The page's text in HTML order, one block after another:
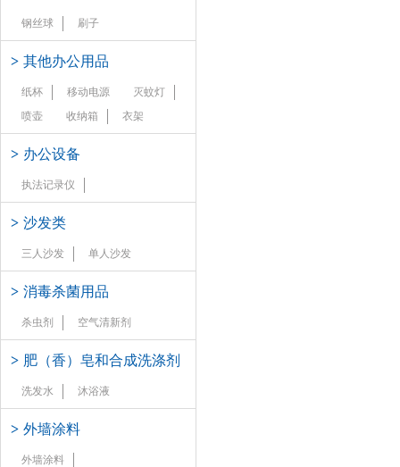
钢丝球 刷子
> 其他办公用品
纸杯 移动电源
灭蚊灯
喷壶
收纳箱 衣架
> 办公设备
执法记录仪
> 沙发类
三人沙发 单人沙发
> 消毒杀菌用品
杀虫剂 空气清新剂
> 肥（香）皂和合成洗涤剂
洗发水 沐浴液
> 外墙涂料
外墙涂料